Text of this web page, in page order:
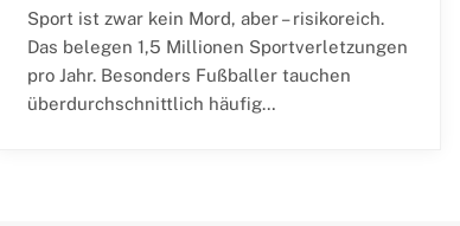
Sport ist zwar kein Mord, aber – risikoreich.
Das belegen 1,5 Millionen Sportverletzungen
pro Jahr. Besonders Fußballer tauchen
überdurchschnittlich häufig…